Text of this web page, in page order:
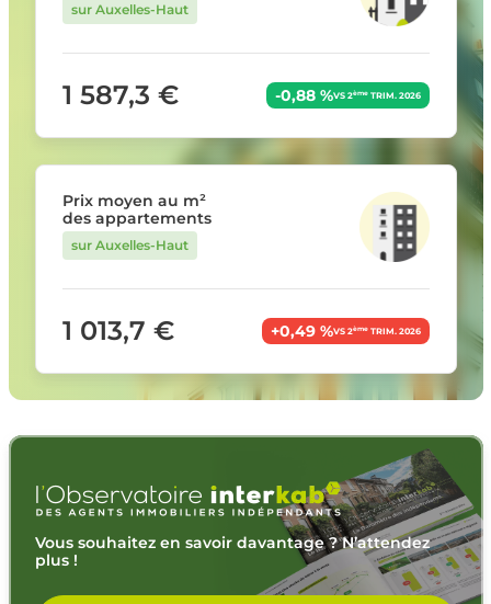
sur Auxelles-Haut
1 587,3 € -0,88 %VS 2èmeTRIM. 2026
Prix moyen au m²
des appartements
sur Auxelles-Haut
1 013,7 € +0,49 %VS 2èmeTRIM. 2026
Vous souhaitez en savoir davantage ? N’attendez
plus !